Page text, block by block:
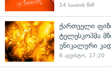
14 საათის წინ
ქართველი
ტელესკოპმა
უნიკალური
6 აგვისტო, 17:20